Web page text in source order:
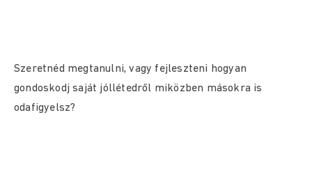
Szeretnéd megtanulni, vagy fejleszteni hogyan
gondoskodj saját jóllétedről miközben másokra is
odafigyelsz?